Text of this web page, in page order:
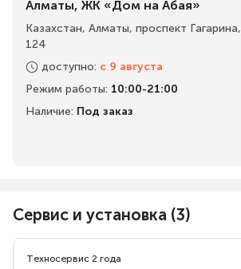
Алматы, ЖК «Дом на Абая»
Казахстан, Алматы, проспект Гагарина,
124
доступно: с 9 августа
Режим работы: 10:00-21:00
Наличие: Под заказ
Сервис и установка (3)
Техносервис 2 года